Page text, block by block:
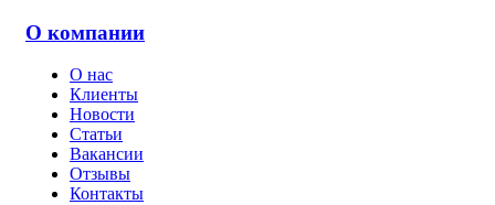
О компании
О нас
Клиенты
Новости
Статьи
Вакансии
Отзывы
Контакты